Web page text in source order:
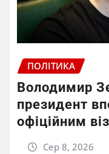
ПОЛІТИКА
Володимир
президент
офіційним
Сер 8, 2026